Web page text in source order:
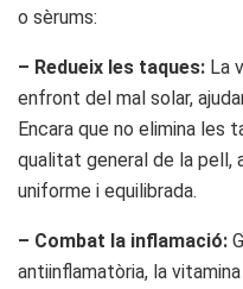
o sèrums:
– Redueix les taques: La
enfront del mal solar,
Encara que no elimina les
qualitat general de la pell,
uniforme i equilibrada.
– Combat la inflamació:
antiinflamatòria, la